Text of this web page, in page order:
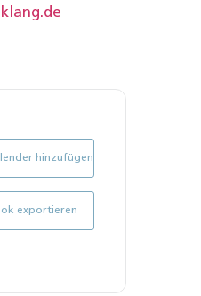
hinzufügen
exportieren